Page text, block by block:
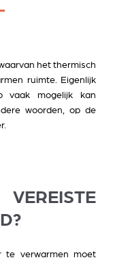
het thermisch
ruimte. Eigenlijk
vaak mogelijk kan
woorden, op de
te verwarmen moet